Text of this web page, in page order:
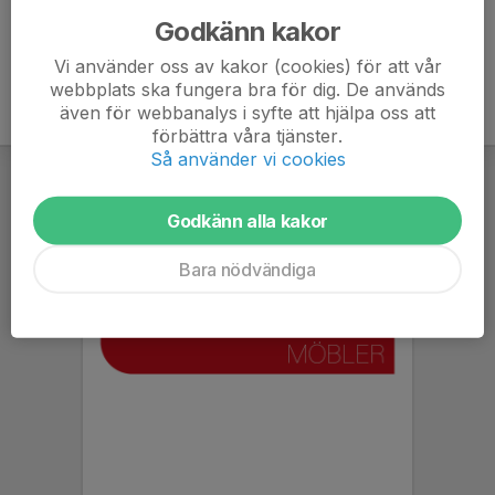
Godkänn kakor
Vi använder oss av kakor (cookies) för att vår
webbplats ska fungera bra för dig. De används
även för webbanalys i syfte att hjälpa oss att
förbättra våra tjänster.
Så använder vi cookies
Godkänn alla kakor
Bara nödvändiga